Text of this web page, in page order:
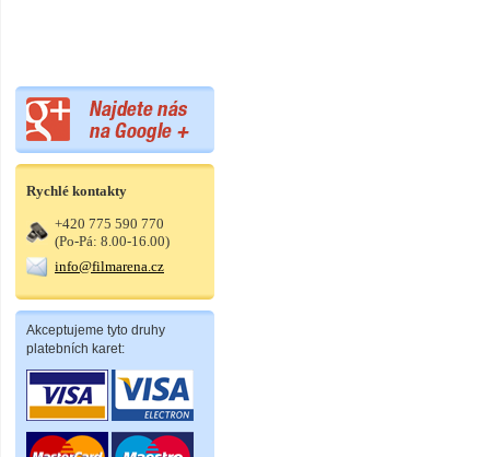
Rychlé kontakty
+420 775 590 770
(Po-Pá: 8.00-16.00)
info@filmarena.cz
Akceptujeme tyto druhy
platebních karet: